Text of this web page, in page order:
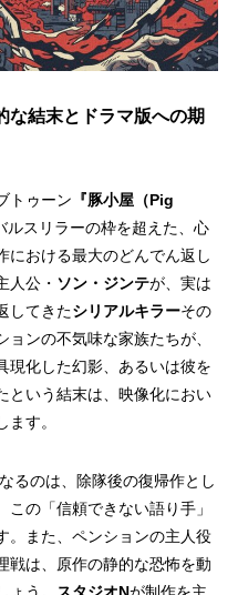
な結末とドラマ版への期
トゥーン 『豚小屋（Pig
ルスリラーの枠を超えた、心
における最大のどんでん返し
人公・ ソン・ジンテが、実は
してきたシリアルキラーその
ンの不気味な家族たちが、
現化した幻影、あるいは彼を
という結末は、映像化におい
す。
るのは、除隊後の復帰作とし
この「信頼できない語り手」
。また、ペンションの主人役
戦は、原作の静的な恐怖を動